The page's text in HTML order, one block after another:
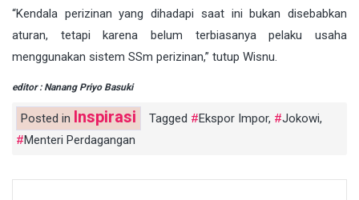
“Kendala perizinan yang dihadapi saat ini bukan disebabkan
aturan, tetapi karena belum terbiasanya pelaku usaha
menggunakan sistem SSm perizinan,” tutup Wisnu.
editor : Nanang Priyo Basuki
Posted in Inspirasi Tagged Ekspor Impor, Jokowi,
Menteri Perdagangan